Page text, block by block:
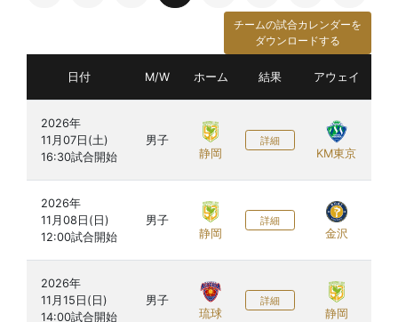
チームの試合カレンダーを
ダウンロードする
日付 M/W ホーム 結果 アウェイ
2026年
11月07日(土)
男子
静岡
詳細
KM東京
2026年
11月08日(日)
男子
静岡
詳細
金沢
2026年
11月15日(日)
男子
琉球
詳細
静岡